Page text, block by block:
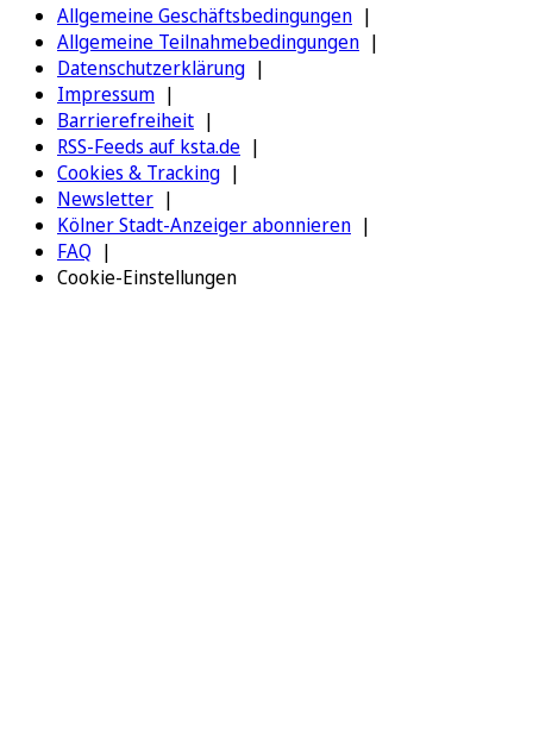
Allgemeine Geschäftsbedingungen
Allgemeine Teilnahmebedingungen
Datenschutzerklärung
Impressum
Barrierefreiheit
RSS-Feeds auf ksta.de
Cookies & Tracking
Newsletter
Kölner Stadt-Anzeiger abonnieren
FAQ
Cookie-Einstellungen